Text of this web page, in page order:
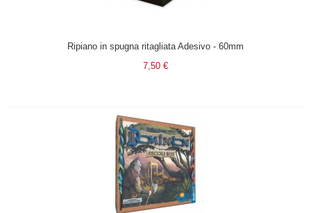
Ripiano in spugna ritagliata Adesivo - 60mm
7,50 €